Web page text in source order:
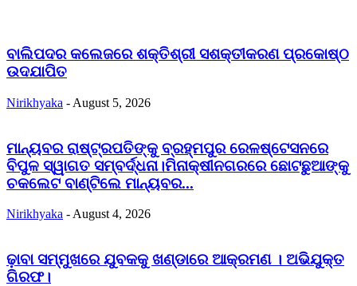
ବାଲିପଦର କଲେଜରେ ଶକ୍ତିଶ୍ରୀ ସଶକ୍ତୀକରଣ ପ୍ରକୋଷ୍ଠ
ଉଦଯାପିତ
Nirikhyaka - August 5, 2026
ମାନ୍ୟବର ରାଷ୍ଟ୍ରପତିଙ୍କୁ ବ୍ରହ୍ମପୁର ରେଳଷ୍ଟେସନରେ
ବିପୁଳ ସ୍ୱାଗତ ସମ୍ବର୍ଦ୍ଧନା।ମିନାକ୍ଷୀନଗରରେ ଛୋଟଛୁଆଙ୍କୁ
ଚକଲେଟ ବାଣ୍ଟିଲେ ମାନ୍ୟବର...
Nirikhyaka - August 4, 2026
ଢ଼ାବା ସମ୍ମୁଖରେ ଯୁବକକୁ ଖଣ୍ଡାରେ ଆକ୍ରମଣ । ଅଭିଯୁକ୍ତ
ଗିରଫ।